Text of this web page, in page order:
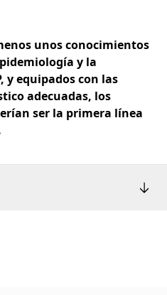
unos conocimientos
y la
y equipados con las
adecuadas, los
ser la primera línea